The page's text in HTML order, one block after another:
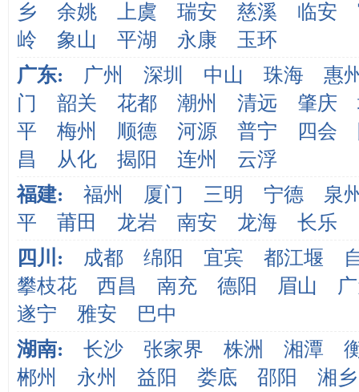
乡
余姚 上虞 瑞安 慈溪 临安
岭
象山 平湖 永康
玉环
广东:
广州 深圳 中山 珠海
惠
门
韶关 花都 潮州 清远 肇庆
平
梅州 顺德 河源 普宁 四会
昌
从化 揭阳 连州
云浮
福建:
福州 厦门 三明 宁德
泉
平
莆田 龙岩 南安 龙海
长乐
四川:
成都 绵阳 宜宾 都江堰
攀枝花
西昌 南充 德阳 眉山
遂宁
雅安
巴中
湖南:
长沙 张家界 株洲 湘潭
郴州
永州 益阳 娄底 邵阳
湘乡